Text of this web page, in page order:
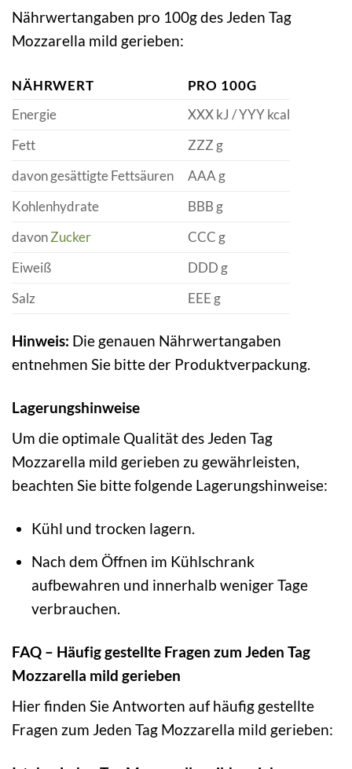
Nährwertangaben pro 100g des Jeden Tag
Mozzarella mild gerieben:
NÄHRWERT
PRO 100G
Energie
XXX kJ / YYY kcal
Fett
ZZZ g
davon gesättigte Fettsäuren
AAA g
Kohlenhydrate
BBB g
davonZucker
CCC g
Eiweiß
DDD g
Salz
EEE g
Hinweis: Die genauen Nährwertangaben
entnehmen Sie bitte der Produktverpackung.
Lagerungshinweise
Um die optimale Qualität des Jeden Tag
Mozzarella mild gerieben zu gewährleisten,
beachten Sie bitte folgende Lagerungshinweise:
Kühl und trocken lagern.
Nach dem Öffnen im Kühlschrank
aufbewahren und innerhalb weniger Tage
verbrauchen.
FAQ – Häufig gestellte Fragen zum Jeden Tag
Mozzarella mild gerieben
Hier finden Sie Antworten auf häufig gestellte
Fragen zum Jeden Tag Mozzarella mild gerieben: